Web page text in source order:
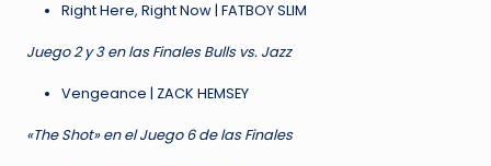
Right Here, Right Now | FATBOY SLIM
Juego 2 y 3 en las Finales Bulls vs. Jazz
Vengeance | ZACK HEMSEY
«The Shot» en el Juego 6 de las Finales